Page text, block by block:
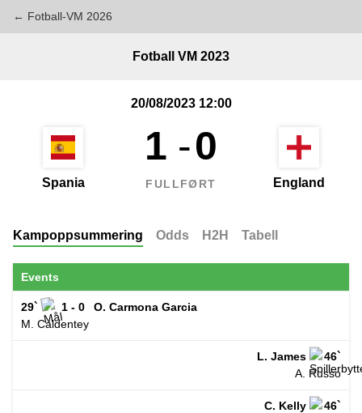
← Fotball-VM 2026
Spania England
Fotball VM 2023
20/08/2023 12:00
1 -0
FULLFØRT
Kampoppsummering Odds H2H Tabell
Events
29` 1 - 0
O. Carmona Garcia
M. Caldentey
L. James
46`
A. Russo
C. Kelly
46`